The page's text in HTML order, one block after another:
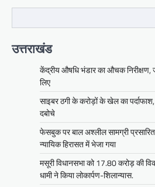
उत्तराखंड
केंद्रीय औषधि भंडार का औचक
लिए
साइबर ठगी के करोड़ों के खेल का
दबोचे
फेसबुक पर बाल अश्लील सामग्री
न्यायिक हिरासत में भेजा गया
मसूरी विधानसभा को 17.80 करोड़ की
धामी ने किया लोकार्पण-शिलान्यास.